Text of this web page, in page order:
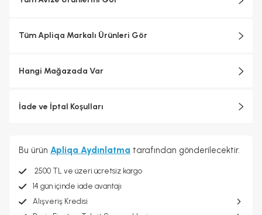
Tüm Apliqa Markalı Ürünleri Gör
Hangi Mağazada Var
İade ve İptal Koşulları
Bu ürün Apliqa Aydınlatma tarafından gönderilecektir.
2500 TL ve üzeri ücretsiz kargo
14 gün içinde iade avantajı
Alışveriş Kredisi